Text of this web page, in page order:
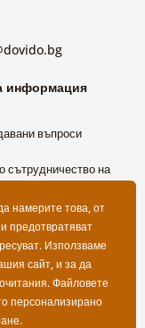
информация
въпроси
сътрудничество на
намерите това, от
предотвратяват
Използваме
сайт, и за да
Файловете
персонализирано